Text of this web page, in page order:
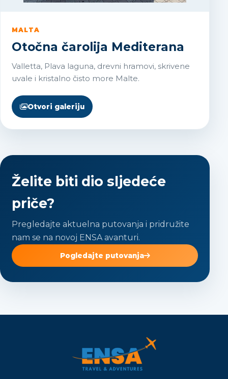
MALTA
Otočna čarolija Mediterana
Valletta, Plava laguna, drevni hramovi, skrivene
uvale i kristalno čisto more Malte.
Otvori galeriju
Želite biti dio sljedeće
priče?
Pregledajte aktuelna putovanja i pridružite
nam se na novoj ENSA avanturi.
Pogledajte putovanja